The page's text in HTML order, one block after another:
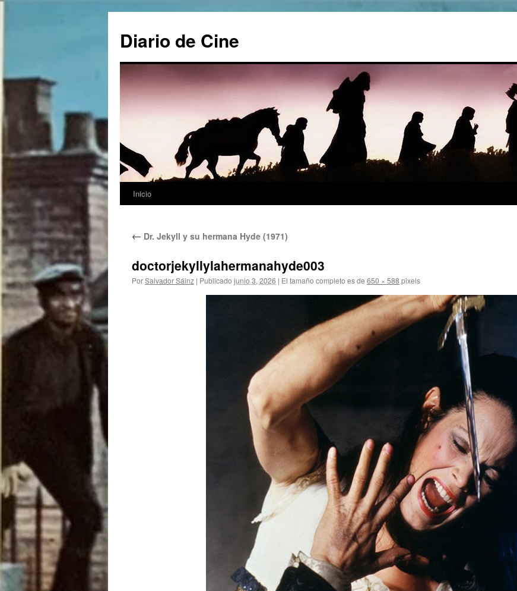
contenido
Diario de Cine
Inicio
← Dr. Jekyll y su hermana Hyde (1971)
doctorjekyllylahermanahyde003
PorSalvador Sáinz | Publicado junio 3, 2026 | El tamaño completo es de 650 × 588 pixels